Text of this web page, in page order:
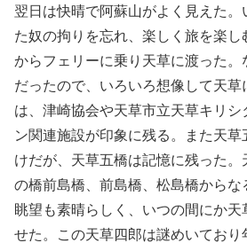
翌日は快晴で阿蘇山がよく見えた
た奴の拘りを忘れ、楽しく旅を楽
からフェリーに乗り天草に渡った。
だったので、いろいろ想像して天
は、津崎協会や天草市立天草キリシ
ン関連施設が印象に残る。また天
けだが、天草五橋は記憶に残った。
の橋前島橋、前島橋、松島橋からな
眺望も素晴らしく、いつの間にか
せた。この天草四郎は謎めいており